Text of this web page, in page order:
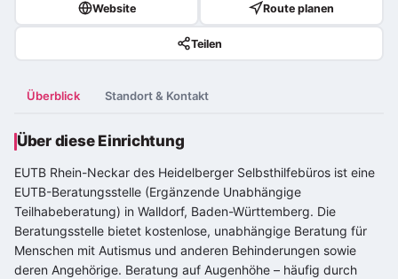
Website Route planen
Teilen
Überblick Standort & Kontakt
Über diese Einrichtung
EUTB Rhein-Neckar des Heidelberger Selbsthilfebüros ist eine
EUTB-Beratungsstelle (Ergänzende Unabhängige
Teilhabeberatung) in Walldorf, Baden-Württemberg. Die
Beratungsstelle bietet kostenlose, unabhängige Beratung für
Menschen mit Autismus und anderen Behinderungen sowie
deren Angehörige. Beratung auf Augenhöhe – häufig durch